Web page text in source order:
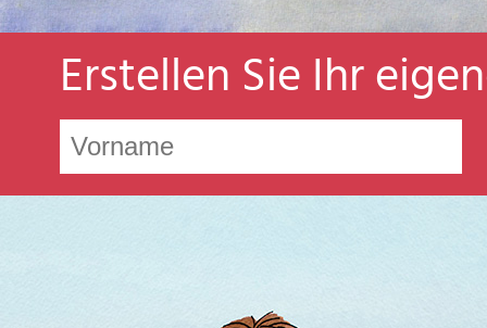
Erstellen Sie Ihr